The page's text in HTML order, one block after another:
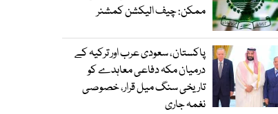
ممکن: چیف الیکشن کمشنر
پاکستان، سعودی عرب اور ترکیہ کے
درمیان مکہ دفاعی معاہدے کو
تاریخی سنگ میل قرار، خصوصی
نغمہ جاری